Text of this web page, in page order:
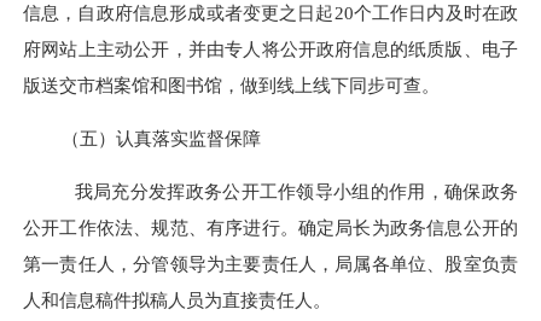
信息，自政府信息形成或者变更之日起20个工作日内及时在政
府网站上主动公开，并由专人将公开政府信息的纸质版、电子
版送交市档案馆和图书馆，做到线上线下同步可查。
（五）认真落实监督保障
我局充分发挥政务公开工作领导小组的作用，确保政务
公开工作依法、规范、有序进行。确定局长为政务信息公开的
第一责任人，分管领导为主要责任人，局属各单位、股室负责
人和信息稿件拟稿人员为直接责任人。